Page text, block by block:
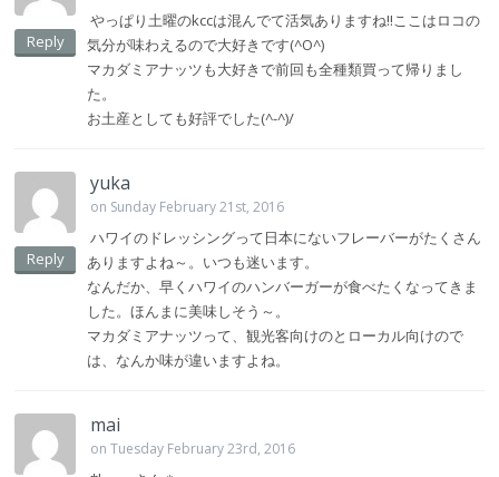
Reply
やっぱり土曜のkccは混んでて活気ありますね!!ここはロコの
気分が味わえるので大好きです(^O^)
マカダミアナッツも大好きで前回も全種類買って帰りまし
た。
お土産としても好評でした(^-^)/
Reply
yuka
on Sunday February 21st, 2016
ハワイのドレッシングって日本にないフレーバーがたくさん
ありますよね～。いつも迷います。
なんだか、早くハワイのハンバーガーが食べたくなってきま
した。ほんまに美味しそう～。
マカダミアナッツって、観光客向けのとローカル向けので
は、なんか味が違いますよね。
mai
on Tuesday February 23rd, 2016